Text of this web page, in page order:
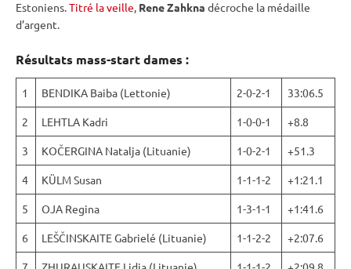
Estoniens.Titré la veille, Rene Zahkna décroche la médaille
d’argent.
Résultats mass-start dames :
1 BENDIKA Baiba (Lettonie) 2-0-2-1 33:06.5
2 LEHTLA Kadri 1-0-0-1 +8.8
3 KOČERGINA Natalja (Lituanie) 1-0-2-1 +51.3
4 KÜLM Susan 1-1-1-2 +1:21.1
5 OJA Regina 1-3-1-1 +1:41.6
6 LEŠČINSKAITE Gabrielé (Lituanie) 1-1-2-2 +2:07.6